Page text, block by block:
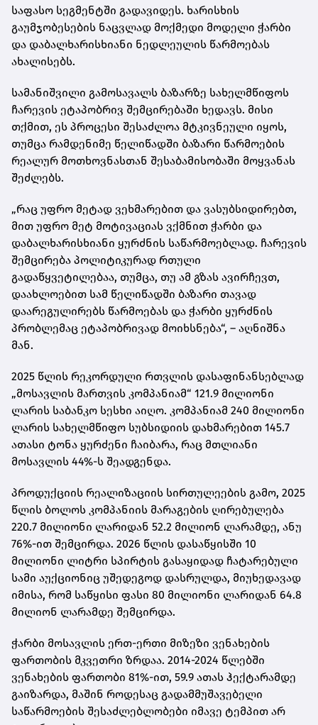
საფასო სეგმენტში გადავიდეს. ხარისხის
გაუმჯობესების ნაცვლად მოქმედი მოდელი ჭარბი
და დაბალხარისხიანი ნედლეულის წარმოებას
ახალისებს.
სამანიშვილი გამოსავალს ბაზარზე სახელმწიფოს
ჩარევის ეტაპობრივ შემცირებაში ხედავს. მისი
თქმით, ეს პროცესი შესაძლოა მტკივნეული იყოს,
თუმცა რამდენიმე წელიწადში ბაზარი წარმოების
რეალურ მოთხოვნასთან შესაბამისობაში მოყვანას
შეძლებს.
„რაც უფრო მეტად ვეხმარებით და ვასუბსიდირებთ,
მით უფრო მეტ მოტივაციას ვქმნით ჭარბი და
დაბალხარისხიანი ყურძნის საწარმოებლად. ჩარევის
შემცირება პოლიტიკურად რთული
გადაწყვეტილებაა, თუმცა, თუ ამ გზას ავირჩევთ,
დაახლოებით სამ წელიწადში ბაზარი თავად
დაარეგულირებს წარმოებას და ჭარბი ყურძნის
პრობლემაც ეტაპობრივად მოიხსნება“, – აღნიშნა
მან.
2025 წლის რეკორდული რთვლის დასაფინანსებლად
„მოსავლის მართვის კომპანიამ“ 121.9 მილიონი
ლარის საბანკო სესხი აიღო. კომპანიამ 240 მილიონი
ლარის სახელმწიფო სუბსიდიის დახმარებით 145.7
ათასი ტონა ყურძენი ჩაიბარა, რაც მთლიანი
მოსავლის 44%-ს შეადგენდა.
პროდუქციის რეალიზაციის სირთულეების გამო, 2025
წლის ბოლოს კომპანიის მარაგების ღირებულება
220.7 მილიონი ლარიდან 52.2 მილიონ ლარამდე, ანუ
76%-ით შემცირდა. 2026 წლის დასაწყისში 10
მილიონი ლიტრი სპირტის გასაყიდად ჩატარებული
სამი აუქციონიც უშედეგოდ დასრულდა, მიუხედავად
იმისა, რომ საწყისი ფასი 80 მილიონი ლარიდან 64.8
მილიონ ლარამდე შემცირდა.
ჭარბი მოსავლის ერთ-ერთი მიზეზი ვენახების
ფართობის მკვეთრი ზრდაა. 2014-2024 წლებში
ვენახების ფართობი 81%-ით, 59.9 ათას ჰექტარამდე
გაიზარდა, მაშინ როდესაც გადამმუშავებელი
საწარმოების შესაძლებლობები იმავე ტემპით არ